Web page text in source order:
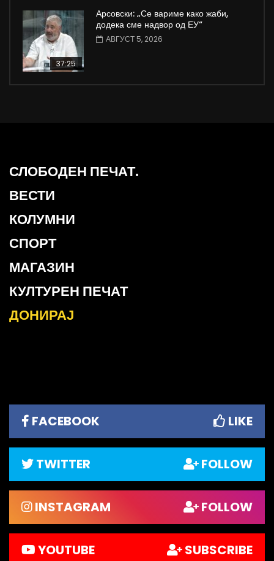
37:25
Арсовски: „Се вариме како жаби,
додека сме надвор од ЕУ“
АВГУСТ 5, 2026
СЛОБОДЕН ПЕЧАТ.
ВЕСТИ
КОЛУМНИ
СПОРТ
МАГАЗИН
КУЛТУРЕН ПЕЧАТ
ДОНИРАЈ
FACEBOOK LIKE
TWITTER FOLLOW
INSTAGRAM FOLLOW
YOUTUBE SUBSCRIBE